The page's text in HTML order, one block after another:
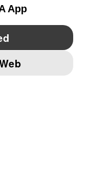
IMPRINT AND LEGAL DATA